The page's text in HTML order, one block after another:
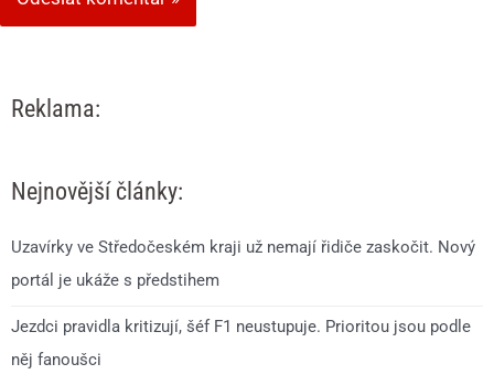
Reklama:
Nejnovější články:
Uzavírky ve Středočeském kraji už nemají řidiče zaskočit. Nový
portál je ukáže s předstihem
Jezdci pravidla kritizují, šéf F1 neustupuje. Prioritou jsou podle
něj fanoušci